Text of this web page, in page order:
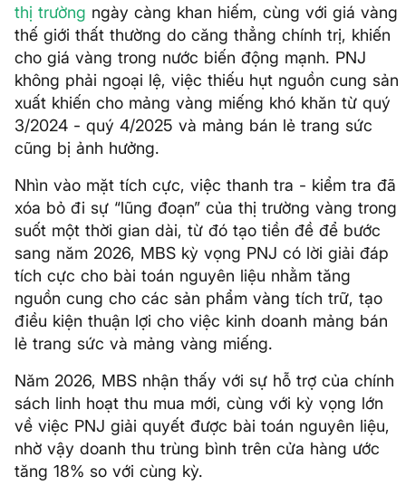
thị trường ngày càng khan hiếm, cùng với giá vàng
thế giới thất thường do căng thẳng chính trị, khiến
cho giá vàng trong nước biến động mạnh. PNJ
không phải ngoại lệ, việc thiếu hụt nguồn cung sản
xuất khiến cho mảng vàng miếng khó khăn từ quý
3/2024 - quý 4/2025 và mảng bán lẻ trang sức
cũng bị ảnh hưởng.
Nhìn vào mặt tích cực, việc thanh tra - kiểm tra đã
xóa bỏ đi sự “lũng đoạn” của thị trường vàng trong
suốt một thời gian dài, từ đó tạo tiền đề để bước
sang năm 2026, MBS kỳ vọng PNJ có lời giải đáp
tích cực cho bài toán nguyên liệu nhằm tăng
nguồn cung cho các sản phẩm vàng tích trữ, tạo
điều kiện thuận lợi cho việc kinh doanh mảng bán
lẻ trang sức và mảng vàng miếng.
Năm 2026, MBS nhận thấy với sự hỗ trợ của chính
sách linh hoạt thu mua mới, cùng với kỳ vọng lớn
về việc PNJ giải quyết được bài toán nguyên liệu,
nhờ vậy doanh thu trùng bình trên cửa hàng ước
tăng 18% so với cùng kỳ.